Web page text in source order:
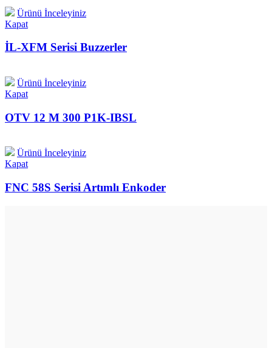
Ürünü İnceleyiniz
Kapat
İL-XFM Serisi Buzzerler
Ürünü İnceleyiniz
Kapat
OTV 12 M 300 P1K-IBSL
Ürünü İnceleyiniz
Kapat
FNC 58S Serisi Artımlı Enkoder